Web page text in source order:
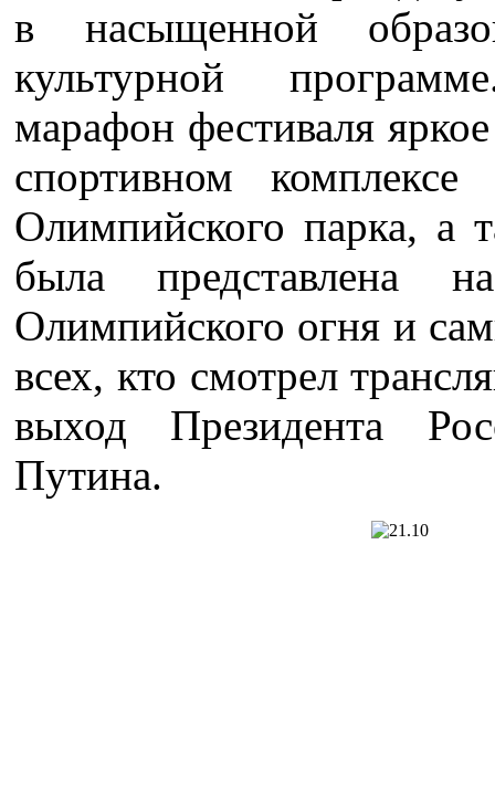
в насыщенной
культурной
марафон фестиваля
спортивном
Олимпийского парка, а
была представлена
Олимпийского огня и
всех, кто смотрел
выход Президента
Путина.